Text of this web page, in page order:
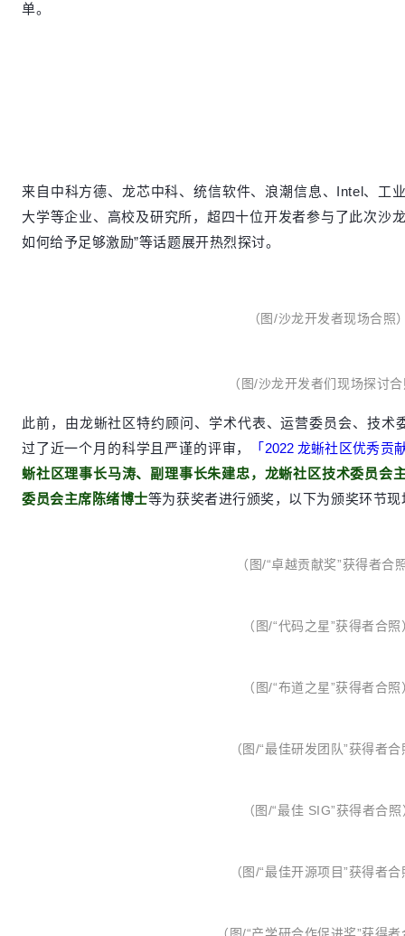
单。
来自中科方德、龙芯中科、统信软件、浪潮信息、 Intel、 工
大学等企业、高校及研究所，超四十位开发者参与了此次沙
如何给予足够激励”等话题展开热烈探讨。
（图/沙龙开发者现场合照
（图/沙龙开发者们现场探讨
此前，由龙蜥社区特约顾问、学术代表、运营委员会、技术
过了近一个月的科学且严谨的评审，
「2022 龙蜥社区优秀贡
蜥社区理事长马涛、副理事长朱建忠，龙蜥社区技术委员会
委员会主席陈绪博士等为获奖者进行颁奖，以下为颁奖环节现
（图/“卓越贡献奖”获得者合
（图/“代码之星”获得者合照
（图/“布道之星”获得者合照
（图/“最佳研发团队”获得者合
（图/“最佳 SIG”获得者合照
（图/“最佳开源项目”获得者合